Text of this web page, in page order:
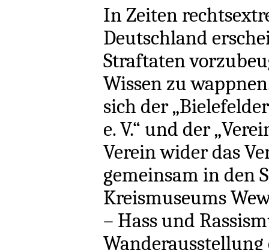
In Zeiten
Deutschland
Straftaten
Wissen zu
sich der
e. V.“ und der
Verein wider das
gemeinsam in den
Kreismuseums
– Hass und